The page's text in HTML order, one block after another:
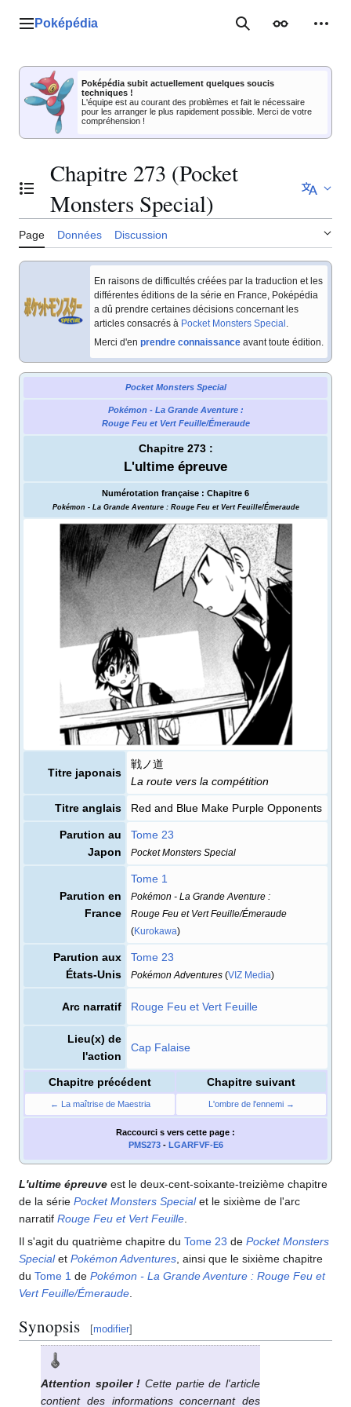
Menu principal
Poképédia RechercherApparence
Poképédia subit actuellement quelques soucis
techniques !
L'équipe est au courant des problèmes et fait le nécessaire
pour les arranger le plus rapidement possible. Merci de votre
compréhension !
Basculer la table des matières
Chapitre 273 (Pocket
Monsters Special)
Page Données Discussion
En raisons de difficultés créées par la traduction et les
différentes éditions de la série en France, Poképédia
a dû prendre certaines décisions concernant les
articles consacrés à Pocket Monsters Special.
Merci d'en prendre connaissance avant toute édition.
Pocket Monsters Special
Pokémon - La Grande Aventure :
Rouge Feu et Vert Feuille/Émeraude
Chapitre 273 :
L'ultime épreuve
Numérotation française : Chapitre 6
Pokémon - La Grande Aventure : Rouge Feu et Vert Feuille/Émeraude
Titre japonais
戦ノ道
La route vers la compétition
Titre anglais Red and Blue Make Purple Opponents
Parution au
Japon
Tome 23
Pocket Monsters Special
Parution en
France
Tome 1
Pokémon - La Grande Aventure :
Rouge Feu et Vert Feuille/Émeraude
(Kurokawa)
Parution aux
États-Unis
Tome 23
Pokémon Adventures (VIZ Media)
Arc narratif Rouge Feu et Vert Feuille
Lieu(x) de
l'action
Cap Falaise
Chapitre précédent Chapitre suivant
← La maîtrise de Maestria L'ombre de l'ennemi →
Raccourci s vers cette page :
PMS273- LGARFVF-E6
L'ultime épreuve est le deux-cent-soixante-treizième chapitre
de la série Pocket Monsters Specialet le sixième de l'arc
narratif Rouge Feu et Vert Feuille
Il s'agit du quatrième chapitre du Tome 23 de Pocket Monsters
Specialet Pokémon Adventures , ainsi que le sixième chapitre
du Tome 1 de Pokémon - La Grande Aventure : Rouge Feu et
Vert Feuille/Émeraude
Synopsis [modifier]
Attention spoiler ! Cette partie de l'article
contient des informations concernant des